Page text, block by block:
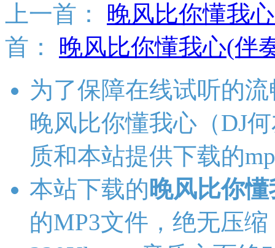
上一首：
晚风比你懂我
首：
晚风比你懂我心(伴
为了保障在线试听的
晚风比你懂我心（DJ
质和本站提供下载的
本站下载的晚风比你
的MP3文件，绝无压